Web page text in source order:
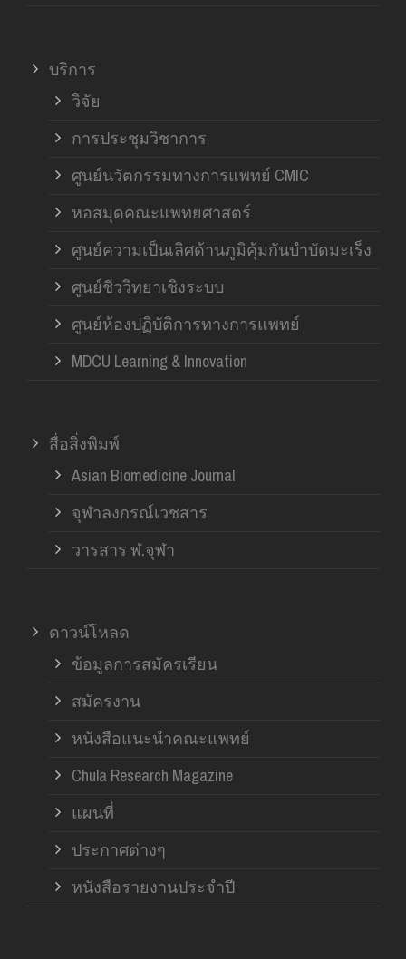
บริการ
วิจัย
การประชุมวิชาการ
ศูนย์นวัตกรรมทางการแพทย์ CMIC
หอสมุดคณะแพทยศาสตร์
ศูนย์ความเป็นเลิศด้านภูมิคุ้มกันบำบัดมะเร็ง
ศูนย์ชีววิทยาเชิงระบบ
ศูนย์ห้องปฏิบัติการทางการแพทย์
MDCU Learning & Innovation
สื่อสิ่งพิมพ์
Asian Biomedicine Journal
จุฬาลงกรณ์เวชสาร
วารสาร ฬ.จุฬา
ดาวน์โหลด
ข้อมูลการสมัครเรียน
สมัครงาน
หนังสือแนะนำคณะแพทย์
Chula Research Magazine
แผนที่
ประกาศต่างๆ
หนังสือรายงานประจำปี